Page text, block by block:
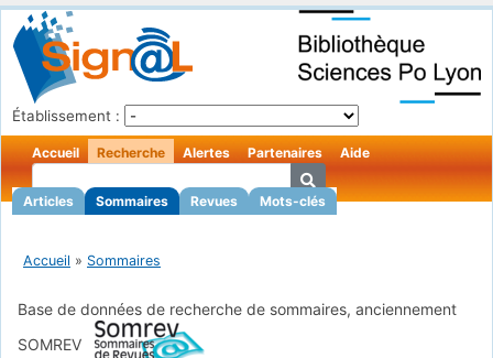
Établissement :
Accueil Recherche
Articles Sommaires Revues Mots-clés
Alertes Partenaires Aide
Accueil » Sommaires
Base de données de recherche de sommaires, anciennement
SOMREV